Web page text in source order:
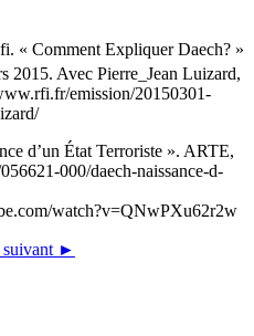
« Comment Expliquer Daech? »
2015. Avec Pierre_Jean Luizard,
emission/20150301-
d’un État Terroriste ». ARTE,
000/daech-naissance-d-
watch?v=QNwPXu62r2w
suivant ►